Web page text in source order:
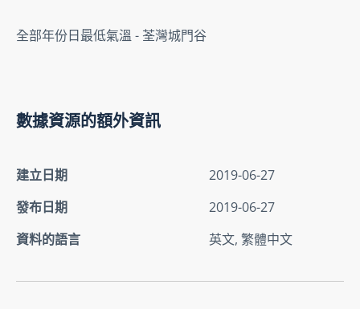
全部年份日最低氣溫 - 荃灣城門谷
數據資源的額外資訊
建立日期
2019-06-27
發布日期
2019-06-27
資料的語言
英文, 繁體中文